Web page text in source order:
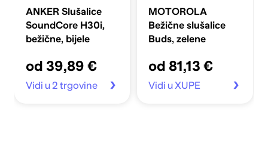
ANKER Slušalice
SoundCore H30i,
bežične, bijele
od 39,89 €
Vidi u 2 trgovine
MOTOROLA
Bežične slušalice
Buds, zelene
od 81,13 €
Vidi u XUPE